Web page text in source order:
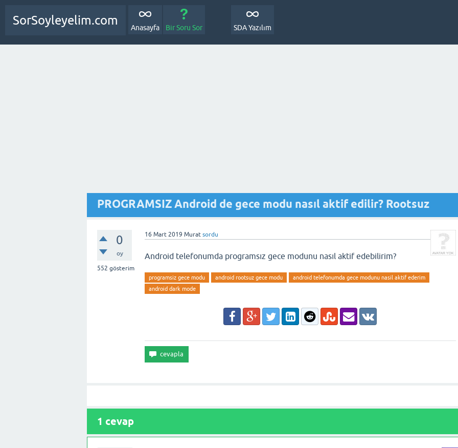
SorSoyleyelim.com
Anasayfa Bir Soru Sor SDA Yazılım
PROGRAMSIZ Android de gece modu nasıl aktif edilir? Rootsuz
0
oy
552 gösterim
16 Mart 2019 Murat sordu
Android telefonumda programsız gece modunu nasıl aktif edebilirim?
programsiz gece modu android rootsuz gece modu
android telefonumda gece modunu nasil aktif ederim
android dark mode
1 cevap